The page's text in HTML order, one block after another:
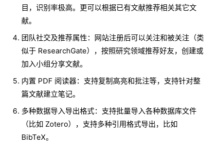
目，识别率极高。更可以根据已有文献推荐相关其它文
献。
团队社交及推荐属性：网站注册后可以关注和被关注（类
似于 ResearchGate），按照研究领域推荐好友，创建或
加入小组分享文献。
内置 PDF 阅读器：支持复制高亮和批注等，支持针对整
篇文献建立笔记。
多种数据导入导出格式：支持批量导入各种数据库文件
（比如 Zotero），支持多种引用格式导出，比如
BibTeX。